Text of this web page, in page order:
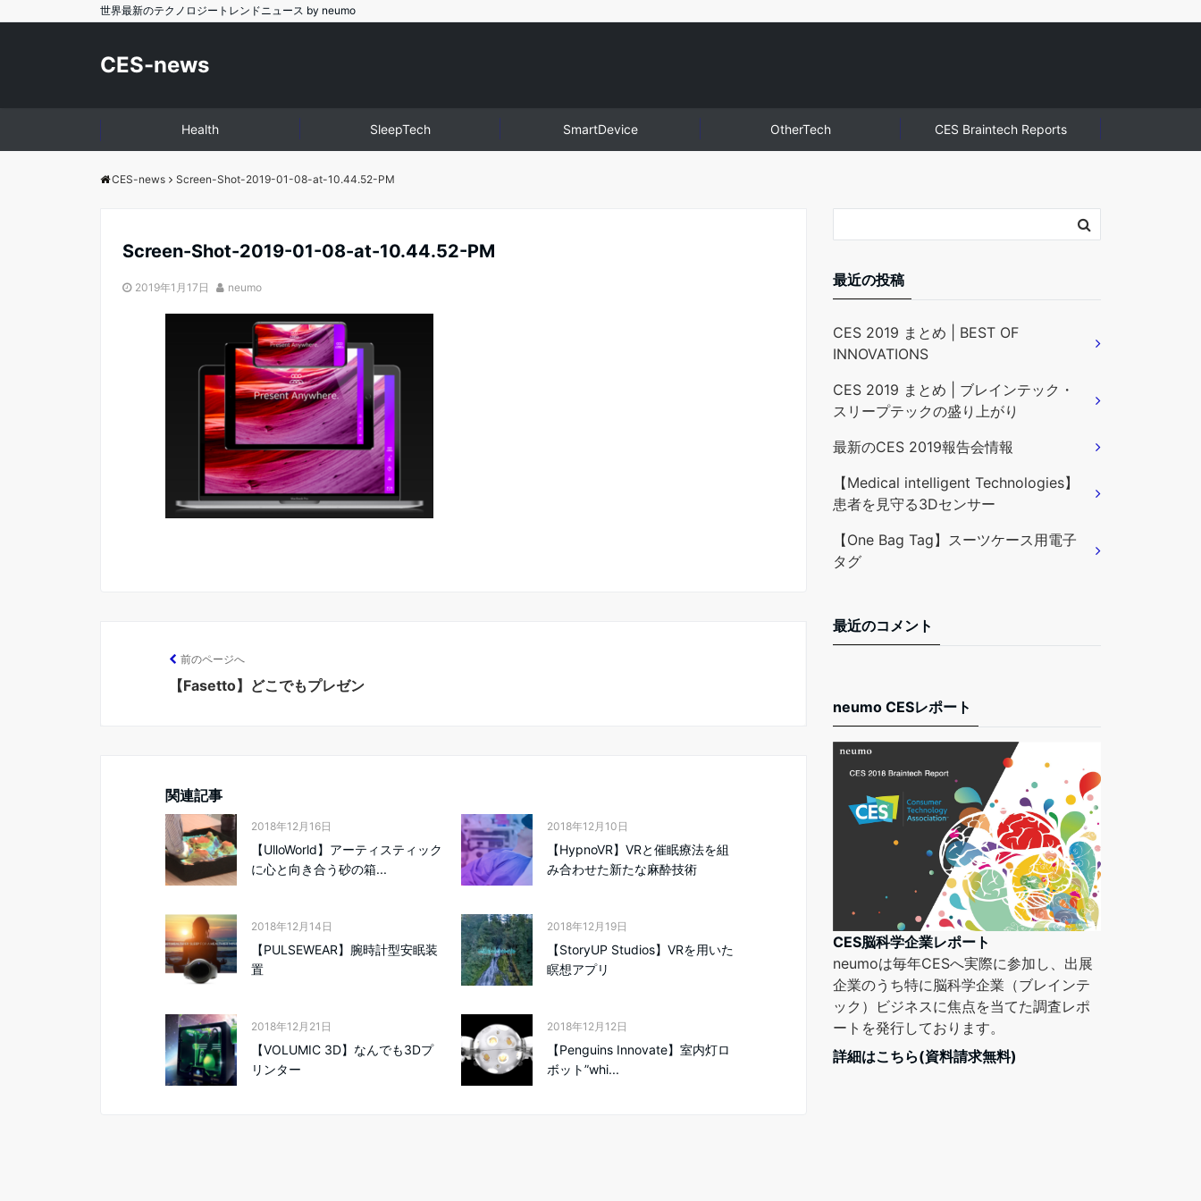
世界最新のテクノロジートレンドニュース by neumo
CES-news
Health SleepTech SmartDevice OtherTech CES Braintech Reports
CES-news Screen-Shot-2019-01-08-at-10.44.52-PM
Screen-Shot-2019-01-08-at-10.44.52-PM
2019年1月17日 neumo
前のページへ
【Fasetto】どこでもプレゼン
関連記事
2018年12月16日
【UlloWorld】アーティスティック
に心と向き合う砂の箱...
2018年12月10日
【HypnoVR】VRと催眠療法を組
み合わせた新たな麻酔技術
2018年12月14日
【PULSEWEAR】腕時計型安眠装
置
2018年12月19日
【StoryUP Studios】VRを用いた
瞑想アプリ
2018年12月21日
【VOLUMIC 3D】なんでも3Dプ
リンター
2018年12月12日
【Penguins Innovate】室内灯ロ
ボット”whi...
最近の投稿
CES 2019 まとめ | BEST OF
INNOVATIONS
CES 2019 まとめ | ブレインテック・
スリープテックの盛り上がり
最新のCES 2019報告会情報
【Medical intelligent Technologies】
患者を見守る3Dセンサー
【One Bag Tag】スーツケース用電子
タグ
最近のコメント
neumo CESレポート
CES脳科学企業レポート
neumoは毎年CESへ実際に参加し、出展
企業のうち特に脳科学企業（ブレインテ
ック）ビジネスに焦点を当てた調査レポ
ートを発行しております。
詳細はこちら(資料請求無料)